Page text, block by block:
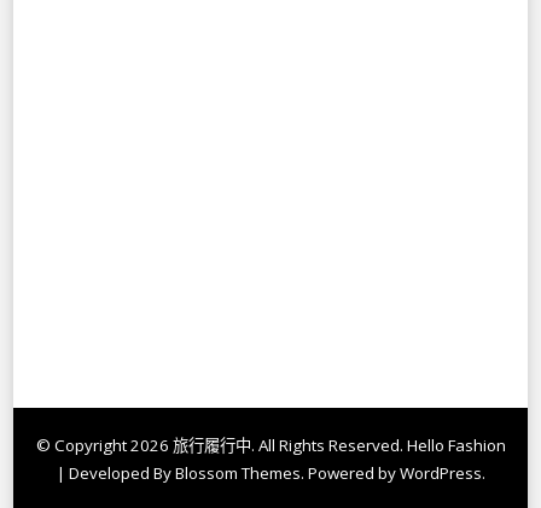
© Copyright 2026 旅行履行中. All Rights Reserved. Hello Fashion
| Developed ByBlossom Themes. Powered byWordPress.